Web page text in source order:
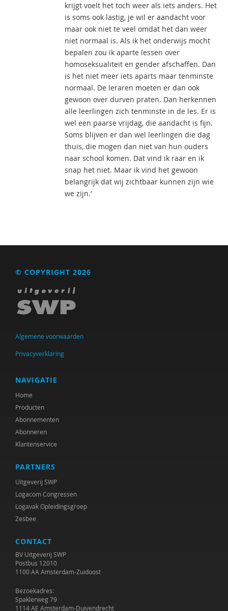
krijgt voelt het toch weer als iets anders. Het
is soms ook lastig, je wil er aandacht voor
maar ook niet te veel omdat het dan weer
niet normaal is. Als ik het onderwijs mocht
bepalen zou ik aparte lessen over
homoseksualiteit en gender afschaffen. Dan
is het niet meer iets aparts maar tenminste
normaal. De leraren moeten er dan ook
gewoon over durven praten. Dan herkennen
alle leerlingen zich tenminste in de les. Er is
wel een paarse vrijdag, die aandacht is fijn.
Soms blijven er dan wel leerlingen die dag
thuis, die mogen dan niet van hun ouders
naar school komen. Dat vind ik raar en ik
snap het niet. Maar ik vind het gewoon
belangrijk dat wij zichtbaar kunnen zijn wie
we zijn.’
© COPYRIGHT 2026
Algemene voorwaarden
Privacyverklaring
NAVIGATIE
Home
Producten
Abonnementen
Abonneren
Klantenservice
PARTNERS
Uitgeverij SWP
Logacom Congressen
Logavak Opleidingsgroep
Zesbee
CONTACT
BV Uitgeverij SWP
Postbus 12010
1100 AA Amsterdam-Zuidoost
Bezoekadres:
Spaklerweg 79
1114 AE Amsterdam-Duivendrecht